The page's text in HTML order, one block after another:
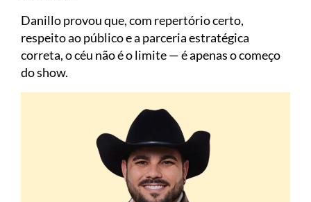
Danillo provou que, com repertório certo,
respeito ao público e a parceria estratégica
correta, o céu não é o limite — é apenas o começo
do show.